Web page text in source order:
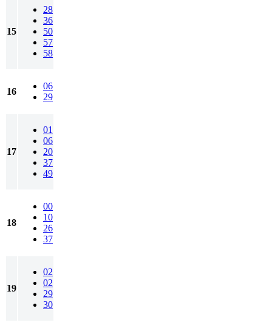
15
28
36
50
57
58
16
06
29
17
01
06
20
37
49
18
00
10
26
37
19
02
02
29
30